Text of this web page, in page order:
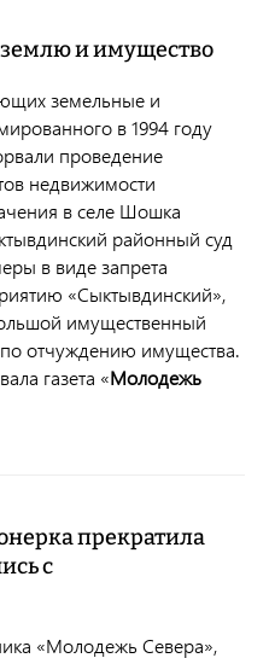
и имущество
земельные и
в 1994 году
проведение
недвижимости
в селе Шошка
районный суд
в виде запрета
«Сыктывдинский»,
имущественный
отчуждению имущества.
газета «Молодежь
прекратила
с
«Молодежь Севера»,